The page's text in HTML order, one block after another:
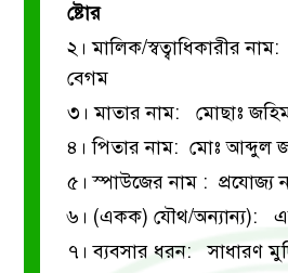
ষ্টোর
২। মালিক/স্বত্বাধিকারীর
বেগম
৩। মাতার নাম: মোছাঃ
৪। পিতার নাম: মোঃ আব্দুল
৫। স্পাউজের নাম : প্রযোজ্য
৬। (একক) যৌথ/অন্যান্য):
৭। ব্যবসার ধরন: সাধারণ